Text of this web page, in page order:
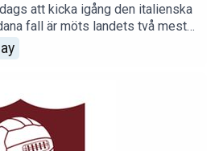
att kicka igång den italienska
fall är möts landets två mest
genom tiderna redan
då Cristiano Ronaldos
har haft Matías Concha på plats i
stad. Och blir det nån framtid för
Det och mycket annat